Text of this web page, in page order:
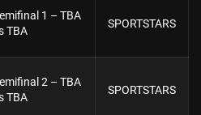
1 – TBA
TBA
SPORTSTARS
2 – TBA
TBA
SPORTSTARS